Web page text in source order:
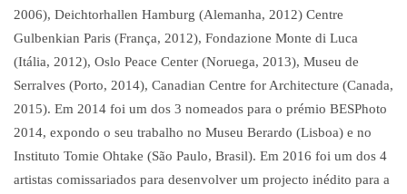
2006), Deichtorhallen Hamburg (Alemanha, 2012) Centre
Gulbenkian Paris (França, 2012), Fondazione Monte di Luca
(Itália, 2012), Oslo Peace Center (Noruega, 2013), Museu de
Serralves (Porto, 2014), Canadian Centre for Architecture (Canada,
2015). Em 2014 foi um dos 3 nomeados para o prémio BESPhoto
2014, expondo o seu trabalho no Museu Berardo (Lisboa) e no
Instituto Tomie Ohtake (São Paulo, Brasil). Em 2016 foi um dos 4
artistas comissariados para desenvolver um projecto inédito para a